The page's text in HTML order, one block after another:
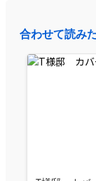
合わせて読み